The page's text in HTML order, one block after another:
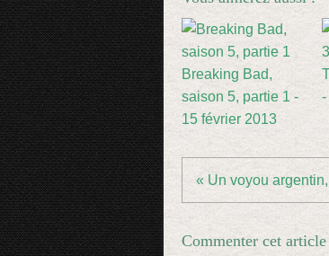
Breaking Bad,
saison 5, partie 1 -
15 février 2013
-
« Un voyou argentin,
Commenter cet article